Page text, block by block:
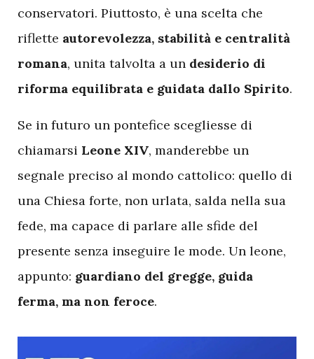
conservatori. Piuttosto, è una scelta che
riflette autorevolezza, stabilità e centralità
romana, unita talvolta a un desiderio di
riforma equilibrata e guidata dallo Spirito.
Se in futuro un pontefice scegliesse di
chiamarsi Leone XIV, manderebbe un
segnale preciso al mondo cattolico: quello di
una Chiesa forte, non urlata, salda nella sua
fede, ma capace di parlare alle sfide del
presente senza inseguire le mode. Un leone,
appunto: guardiano del gregge, guida
ferma, ma non feroce.